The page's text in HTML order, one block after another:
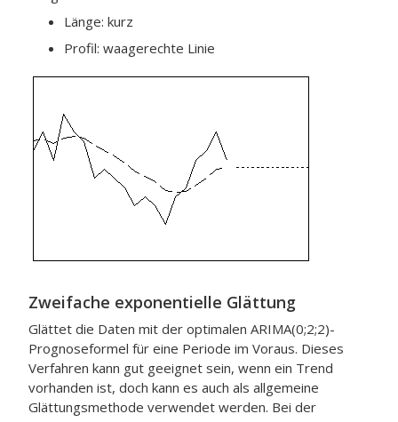
Länge: kurz
Profil: waagerechte Linie
Zweifache exponentielle Glättung
Glättet die Daten mit der optimalen ARIMA(0;2;2)-
Prognoseformel für eine Periode im Voraus. Dieses
Verfahren kann gut geeignet sein, wenn ein Trend
vorhanden ist, doch kann es auch als allgemeine
Glättungsmethode verwendet werden. Bei der